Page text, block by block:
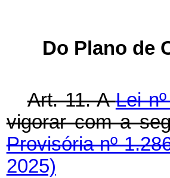
Do Plano de
Art. 11. ALei
vigorar com a
Provisória nº
2025)